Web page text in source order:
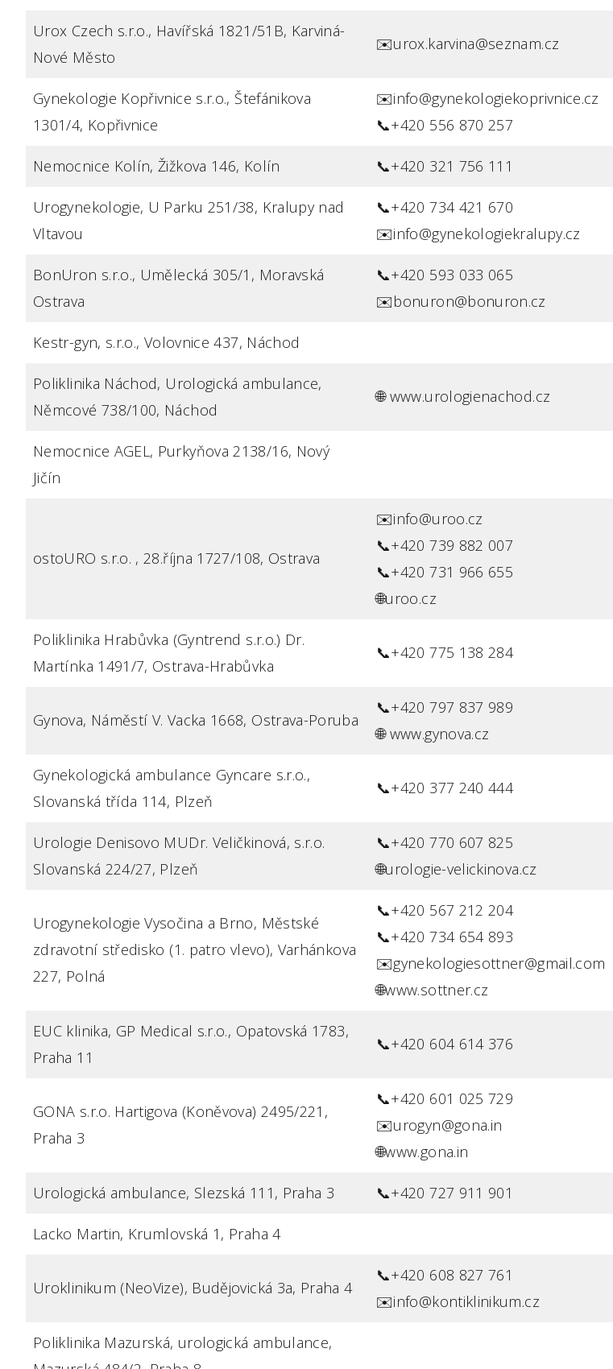
Urox Czech s.r.o., Havířská 1821/51B, Karviná-
Nové Město
✉️urox.karvina@seznam.cz
Gynekologie Kopřivnice s.r.o., Štefánikova
1301/4, Kopřivnice
✉️info@gynekologiekoprivnice.cz
📞+420 556 870 257
Nemocnice Kolín, Žižkova 146, Kolín 📞+420 321 756 111
Urogynekologie, U Parku 251/38, Kralupy nad
Vltavou
📞+420 734 421 670
✉️info@gynekologiekralupy.cz
BonUron s.r.o., Umělecká 305/1, Moravská
Ostrava
📞+420 593 033 065
✉️bonuron@bonuron.cz
Kestr-gyn, s.r.o., Volovnice 437, Náchod
Poliklinika Náchod, Urologická ambulance,
Němcové 738/100, Náchod
🌐 www.urologienachod.cz
Nemocnice AGEL, Purkyňova 2138/16, Nový
Jičín
ostoURO s.r.o. , 28.října 1727/108, Ostrava
✉️info@uroo.cz
📞+420 739 882 007
📞+420 731 966 655
🌐uroo.cz
Poliklinika Hrabůvka (Gyntrend s.r.o.) Dr.
Martínka 1491/7, Ostrava-Hrabůvka
📞+420 775 138 284
Gynova, Náměstí V. Vacka 1668, Ostrava-Poruba
📞+420 797 837 989
🌐 www.gynova.cz
Gynekologická ambulance Gyncare s.r.o.,
Slovanská třída 114, Plzeň
📞+420 377 240 444
Urologie Denisovo MUDr. Veličkinová, s.r.o.
Slovanská 224/27, Plzeň
📞+420 770 607 825
🌐urologie-velickinova.cz
Urogynekologie Vysočina a Brno, Městské
zdravotní středisko (1. patro vlevo), Varhánkova
227, Polná
📞+420 567 212 204
📞+420 734 654 893
✉️gynekologiesottner@gmail.com
🌐www.sottner.cz
EUC klinika, GP Medical s.r.o., Opatovská 1783,
Praha 11
📞+420 604 614 376
GONA s.r.o. Hartigova (Koněvova) 2495/221,
Praha 3
📞+420 601 025 729
✉️urogyn@gona.in
🌐www.gona.in
Urologická ambulance, Slezská 111, Praha 3 📞+420 727 911 901
Lacko Martin, Krumlovská 1, Praha 4
Uroklinikum (NeoVize), Budějovická 3a, Praha 4
📞+420 608 827 761
✉️info@kontiklinikum.cz
Poliklinika Mazurská, urologická ambulance,